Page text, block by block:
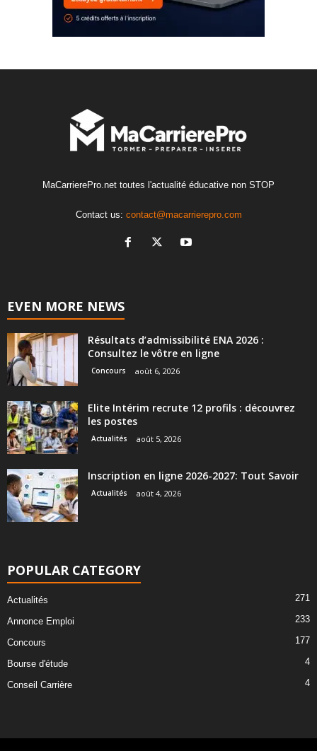
MaCarrierePro.net toutes l'actualité éducative non STOP
Contact us: contact@macarrierepro.com
EVEN MORE NEWS
Résultats d’admissibilité ENA 2026 :
Consultez le vôtre en ligne
Concours août 6, 2026
Elite Intérim recrute 12 profils : découvrez
les postes
Actualités août 5, 2026
Inscription en ligne 2026-2027: Tout Savoir
Actualités août 4, 2026
POPULAR CATEGORY
Actualités 271
Annonce Emploi 233
Concours 177
Bourse d'étude 4
Conseil Carrière 4